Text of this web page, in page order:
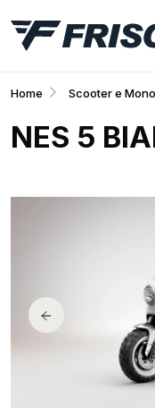
Home Scooter e
NES 5